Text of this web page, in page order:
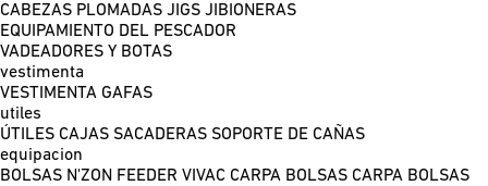
CABEZAS PLOMADAS JIGS JIBIONERAS
EQUIPAMIENTO DEL PESCADOR
VADEADORES Y BOTAS
vestimenta
VESTIMENTA GAFAS
utiles
ÚTILES CAJAS SACADERAS SOPORTE DE CAÑAS
equipacion
BOLSAS N'ZON FEEDER VIVAC CARPA BOLSAS CARPA BOLSAS